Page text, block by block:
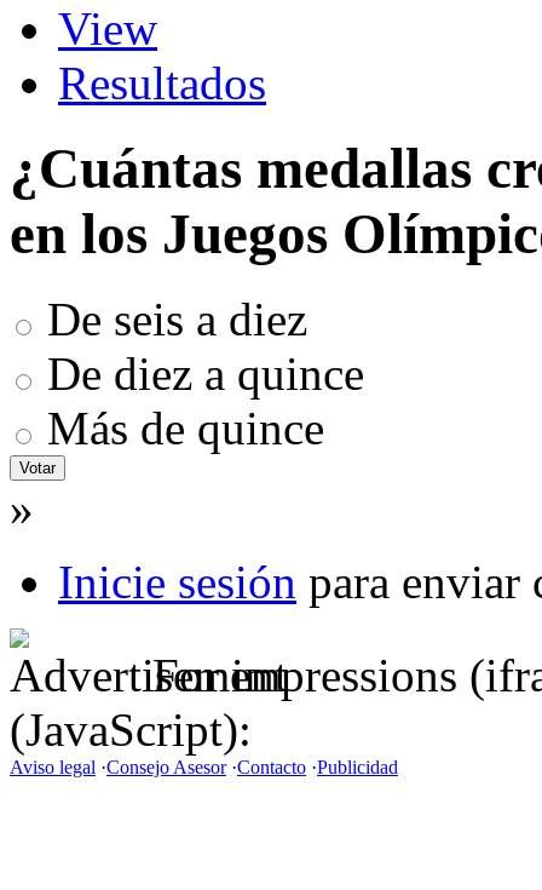
View
Resultados
¿Cuántas medallas
en los Juegos
De seis a diez
De diez a quince
Más de quince
»
Inicie sesión para enviar
For impressions
(JavaScript):
Aviso legal ·Consejo Asesor·Contacto ·Publicidad